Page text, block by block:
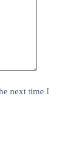
next time I